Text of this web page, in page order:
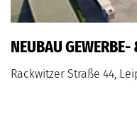
NEUBAU
Rackwitzer Straße 44,